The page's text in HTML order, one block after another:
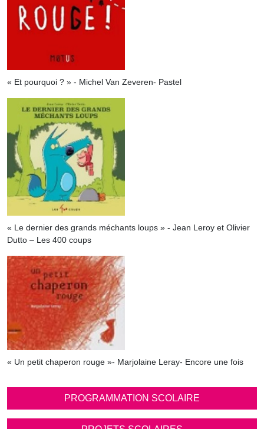
« Et pourquoi ? » - Michel Van Zeveren- Pastel
« Le dernier des grands méchants loups » - Jean Leroy et Olivier
Dutto – Les 400 coups
« Un petit chaperon rouge »- Marjolaine Leray- Encore une fois
PROGRAMMATION SCOLAIRE